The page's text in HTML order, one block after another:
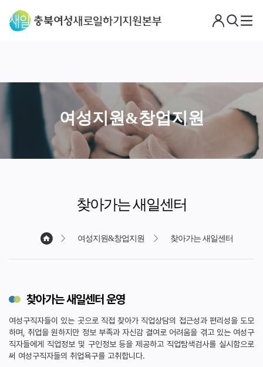
로
검
메
여성지원&창업지원
찾아가는 새일센터
여성지원&창업지원 찾아가는 새일센터
찾아가는 새일센터 운영
여성구직자들이 있는 곳으로 직접 찾아가 직업상담의 접근성과 편리성을 도모
하며, 취업을 원하지만 정보 부족과 자신감 결여로 어려움을 겪고 있는 여성구
직자들에게 직업정보 및 구인정보 등을 제공하고 직업탐색검사를 실시함으로
써 여성구직자들의 취업욕구를 고취합니다.